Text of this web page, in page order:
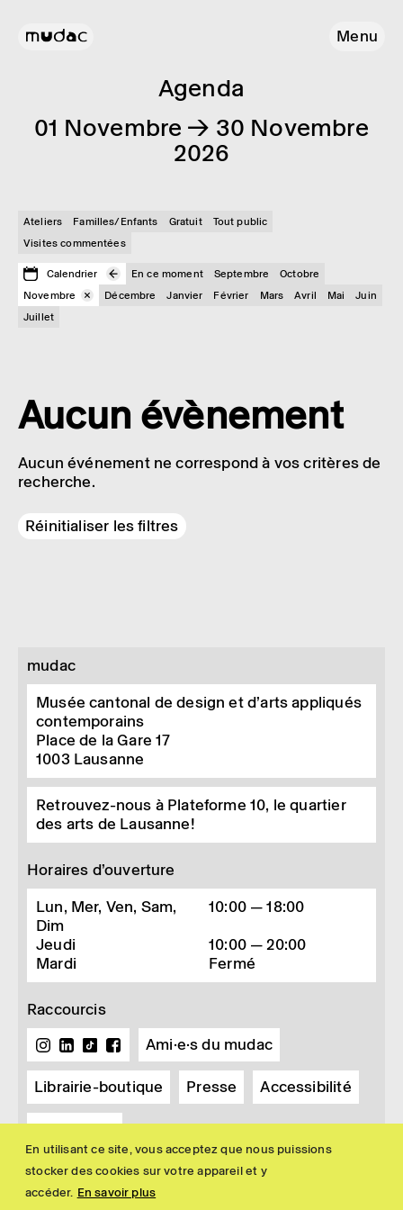
En utilisant ce site, vous acceptez que nous puissions
stocker des cookies sur votre appareil et y
accéder. En savoir plus
Menu
Agenda
01 Novembre → 30 Novembre
2026
Ateliers Familles/Enfants Gratuit
Tout public
Visites commentées
Calendrier En ce moment Septembre
Octobre
Novembre
Décembre Janvier Février Mars Avril Mai
Juin
Juillet
Aucun évènement
Aucun événement ne correspond à vos critères de
recherche.
Réinitialiser les filtres
mudac
Musée cantonal de design et d’arts appliqués
contemporains
Place de la Gare 17
1003 Lausanne
Retrouvez-nous à Plateforme 10, le quartier
des arts de Lausanne!
Horaires d’ouverture
Lun, Mer, Ven, Sam,
Dim
10:00 — 18:00
Jeudi
10:00 — 20:00
Mardi
Fermé
Raccourcis
Ami·e·s du mudac
Librairie-boutique Presse Accessibilité
Newsletter